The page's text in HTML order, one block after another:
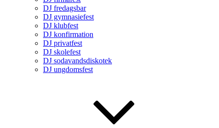
DJ fredagsbar
DJ gymnasiefest
DJ klubfest
DJ konfirmation
DJ privatfest
DJ skolefest
DJ sodavandsdiskotek
DJ ungdomsfest